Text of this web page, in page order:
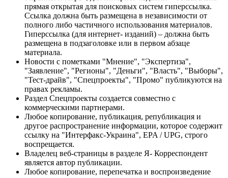
прямая открытая для поисковых систем гиперссылка.
Ссылка должна быть размещена в независимости от
полного либо частичного использования материалов.
Гиперссылка (для интернет- изданий) – должна быть
размещена в подзаголовке или в первом абзаце
материала.
Новости с пометками "Мнение", "Экспертиза",
"Заявление", "Регионы", "Деньги", "Власть", "Выборы",
"Тест-драйв", "Спецпроекты", "Промо" публикуются на
правах рекламы.
Раздел Спецпроекты создается совместно с
коммерческими партнерами.
Любое копирование, публикация, републикация и
другое распространение информации, которое содержит
ссылку на "Интерфакс-Украина", EPA / UPG, строго
воспрещается.
Владелец веб-страницы в разделе Я- Корреспондент
является автор публикации.
Любое копирование, перепечатка и воспроизведение